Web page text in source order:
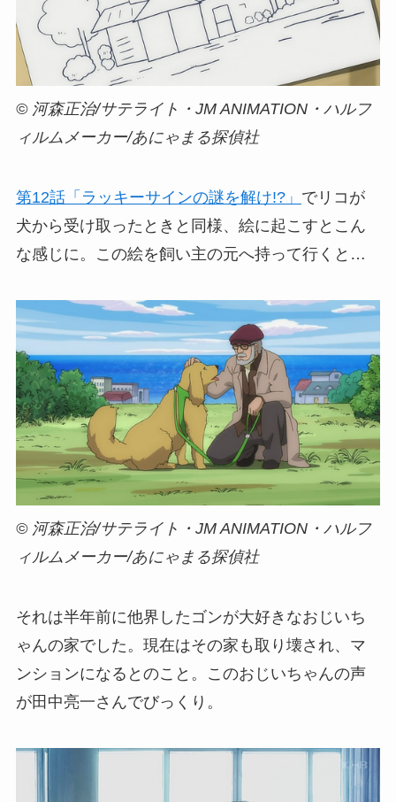
© 河森正治/サテライト・JM ANIMATION・ハルフ
ィルムメーカー/あにゃまる探偵社
第12話「ラッキーサインの謎を解け!?」 でリコが
犬から受け取ったときと同様、絵に起こすとこん
な感じに。この絵を飼い主の元へ持って行くと…
© 河森正治/サテライト・JM ANIMATION・ハルフ
ィルムメーカー/あにゃまる探偵社
それは半年前に他界したゴンが大好きなおじいち
ゃんの家でした。現在はその家も取り壊され、マ
ンションになるとのこと。このおじいちゃんの声
が田中亮一さんでびっくり。